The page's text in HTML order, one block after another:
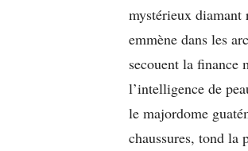
mystérieux
emmène dans les
secouent la finance
l’intelligence de
le majordome
chaussures, tond la